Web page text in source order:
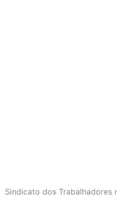
Sindicato dos Trabalhadores